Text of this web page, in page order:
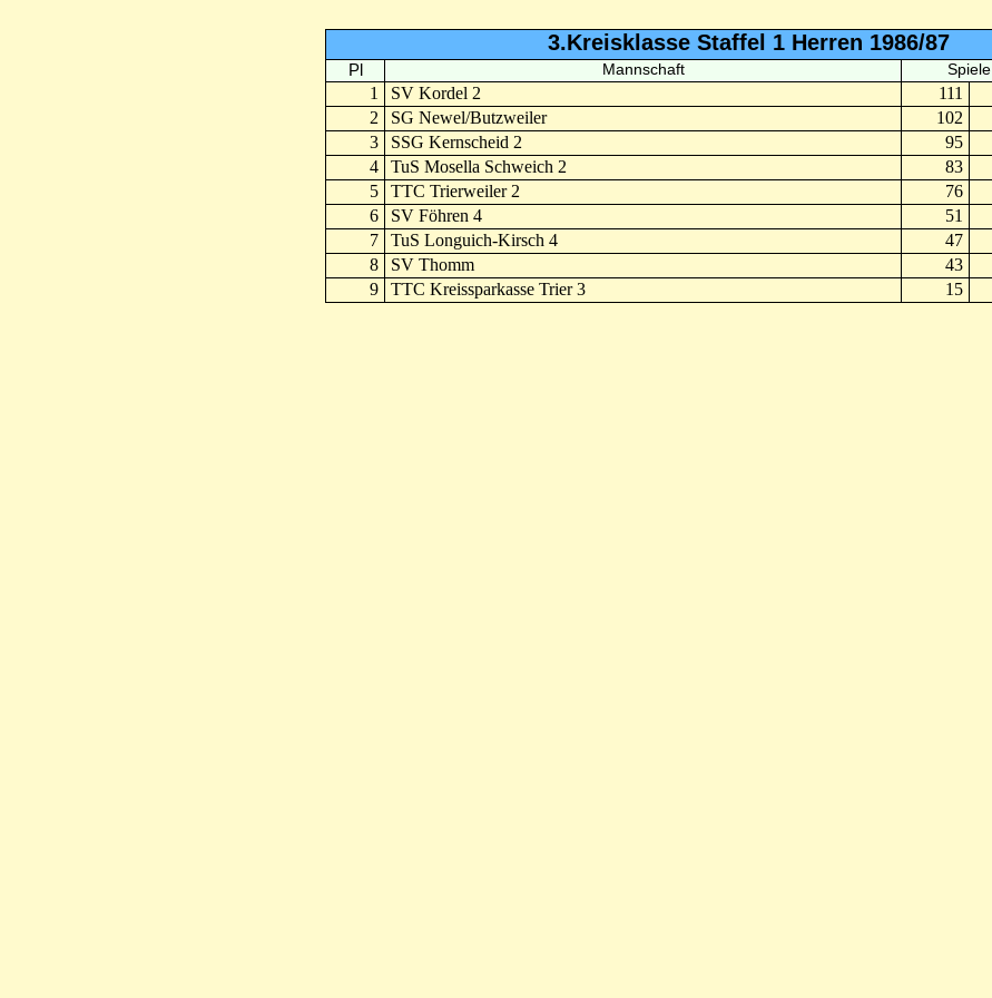
3.Kreisklasse Staffel 1 Herren 1986/87
Pl Mannschaft Spiele
1 SV Kordel 2 111
2
SG Newel/Butzweiler 102
3
SSG Kernscheid 2 95
4
TuS Mosella Schweich 2 83
5
TTC Trierweiler 2 76
6
SV Föhren 4 51
7
TuS Longuich-Kirsch 4 47
8
SV Thomm 43
9
TTC Kreissparkasse Trier 3 15